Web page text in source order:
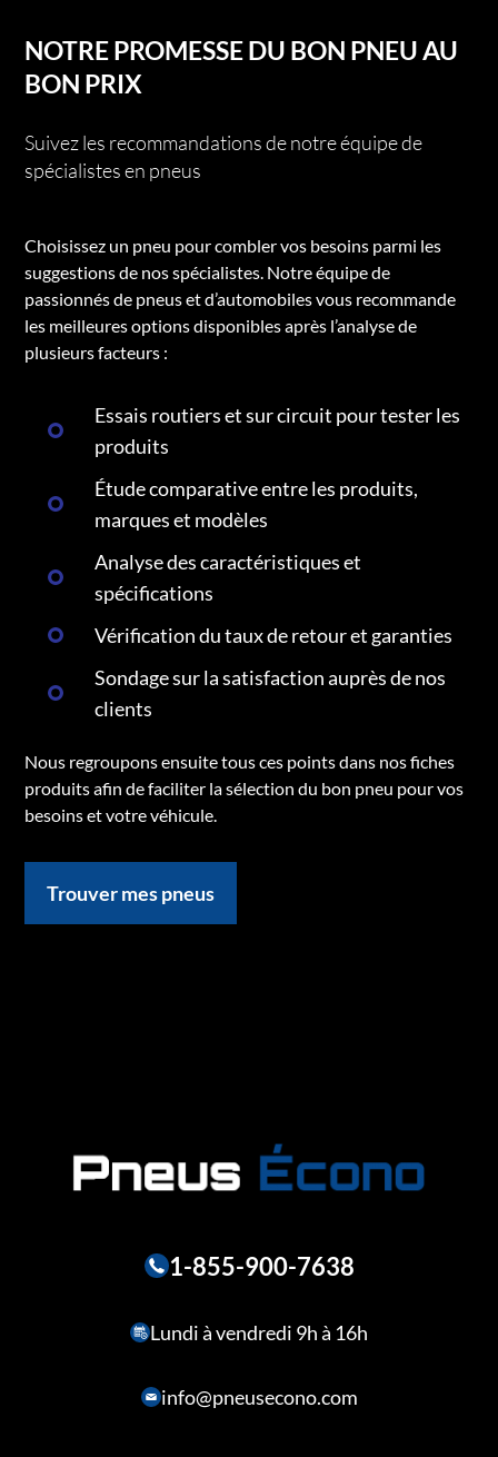
NOTRE PROMESSE DU BON PNEU AU
BON PRIX
Suivez les recommandations de notre équipe de
spécialistes en pneus
Choisissez un pneu pour combler vos besoins parmi les
suggestions de nos spécialistes. Notre équipe de
passionnés de pneus et d’automobiles vous recommande
les meilleures options disponibles après l’analyse de
plusieurs facteurs :
Essais routiers et sur circuit pour tester les
produits
Étude comparative entre les produits,
marques et modèles
Analyse des caractéristiques et
spécifications
Vérification du taux de retour et garanties
Sondage sur la satisfaction auprès de nos
clients
Nous regroupons ensuite tous ces points dans nos fiches
produits afin de faciliter la sélection du bon pneu pour vos
besoins et votre véhicule.
Trouver mes pneus
1-855-900-7638
Lundi à vendredi 9h à 16h
info@pneusecono.com